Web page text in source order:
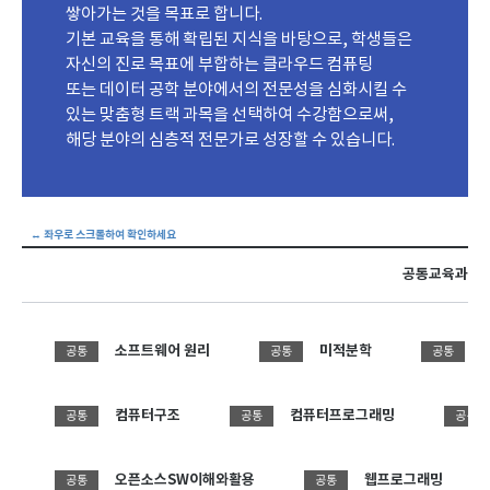
쌓아가는 것을 목표로 합니다.
기본 교육을 통해 확립된 지식을 바탕으로, 학생들은
자신의 진로 목표에 부합하는 클라우드 컴퓨팅
또는 데이터 공학 분야에서의 전문성을 심화시킬 수
있는 맞춤형 트랙 과목을 선택하여 수강함으로써,
해당 분야의 심층적 전문가로 성장할 수 있습니다.
공통교육과정
공통 소프트웨어 원리 공통 미적분학 공통
공통 컴퓨터구조 공통 컴퓨터프로그래밍 공통
공통 오픈소스SW이해와활용 공통 웹프로그래밍